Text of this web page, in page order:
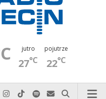
jutro
27°C
pojutrze
22°C
prostu do nas zadzwoń
nas na Facebook-u
Odwiedź nas na X
Odwiedź nas na Instagram-ie
Odwiedź nas na TikTok-u
Szukaj nas na Spotify
Wyślij do nas
Szukaj